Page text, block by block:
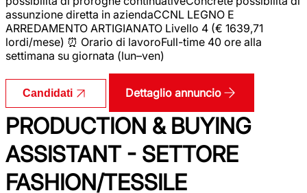
assunzione diretta in aziendaCCNL LEGNO E
ARREDAMENTO ARTIGIANATO Livello 4 (€ 1639,71
lordi/mese) ⏰ Orario di lavoroFull-time 40 ore alla
settimana su giornata (lun–ven)
Candidati Dettaglio annuncio
PRODUCTION & BUYING
ASSISTANT - SETTORE
FASHION/TESSILE